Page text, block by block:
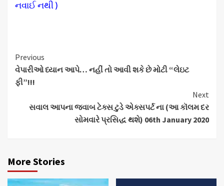
નવાઈ નથી )
Continue
Reading
Previous
વેપારીઓ ધ્યાન આપે… નહીં તો આવી શકે છે મોટી “લેઇટ
ફી”!!!
Next
સવાલ આપના જવાબ ટેક્સ ટુડે એક્સપર્ટ ના (આ કૉલમ દર
સોમવારે પ્રસિદ્ધ થશે) 06th January 2020
More Stories